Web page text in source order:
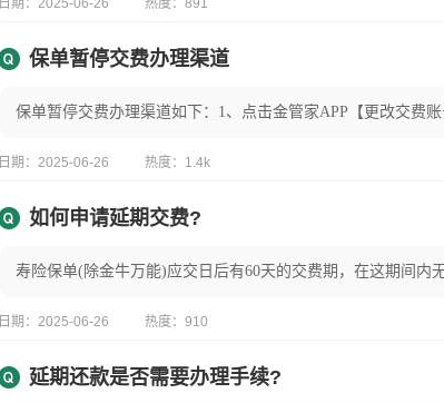
日期：2025-06-26 热度：891
保单暂停交费办理渠道
日期：2025-06-26 热度：1.4k
如何申请延期交费?
日期：2025-06-26 热度：910
延期还款是否需要办理手续?